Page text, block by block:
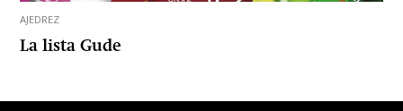
AJEDREZ
La lista Gude